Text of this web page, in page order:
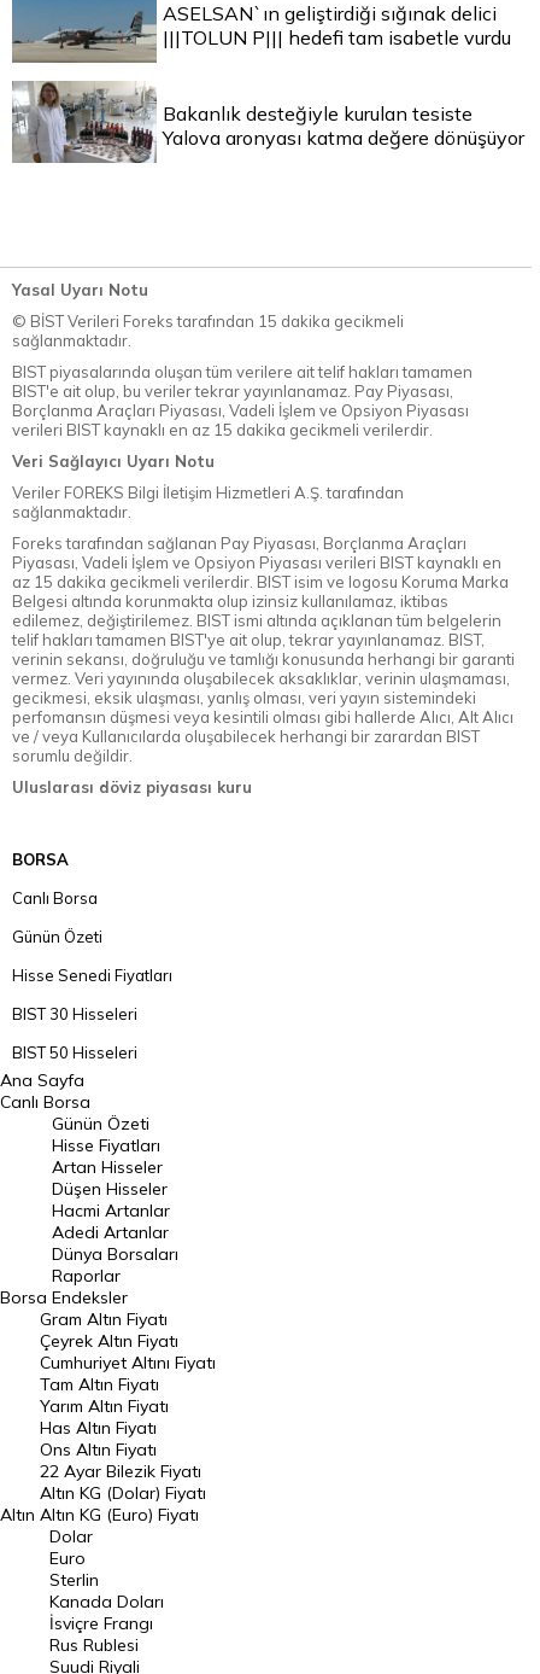
ASELSAN`ın geliştirdiği sığınak delici
|||TOLUN P||| hedefi tam isabetle vurdu
Bakanlık desteğiyle kurulan tesiste
Yalova aronyası katma değere dönüşüyor
Yasal Uyarı Notu
© BİST Verileri Foreks tarafından 15 dakika gecikmeli
sağlanmaktadır.
BIST piyasalarında oluşan tüm verilere ait telif hakları tamamen
BIST'e ait olup, bu veriler tekrar yayınlanamaz. Pay Piyasası,
Borçlanma Araçları Piyasası, Vadeli İşlem ve Opsiyon Piyasası
verileri BIST kaynaklı en az 15 dakika gecikmeli verilerdir.
Veri Sağlayıcı Uyarı Notu
Veriler FOREKS Bilgi İletişim Hizmetleri A.Ş. tarafından
sağlanmaktadır.
Foreks tarafından sağlanan Pay Piyasası, Borçlanma Araçları
Piyasası, Vadeli İşlem ve Opsiyon Piyasası verileri BIST kaynaklı en
az 15 dakika gecikmeli verilerdir. BIST isim ve logosu Koruma Marka
Belgesi altında korunmakta olup izinsiz kullanılamaz, iktibas
edilemez, değiştirilemez. BIST ismi altında açıklanan tüm belgelerin
telif hakları tamamen BIST'ye ait olup, tekrar yayınlanamaz. BIST,
verinin sekansı, doğruluğu ve tamlığı konusunda herhangi bir garanti
vermez. Veri yayınında oluşabilecek aksaklıklar, verinin ulaşmaması,
gecikmesi, eksik ulaşması, yanlış olması, veri yayın sistemindeki
perfomansın düşmesi veya kesintili olması gibi hallerde Alıcı, Alt Alıcı
ve / veya Kullanıcılarda oluşabilecek herhangi bir zarardan BIST
sorumlu değildir.
Uluslarası döviz piyasası kuru
BORSA
Canlı Borsa
Günün Özeti
Hisse Senedi Fiyatları
BIST 30 Hisseleri
BIST 50 Hisseleri
BIST 100 Hisseleri
En Çok Artan Hisseler
En Çok Düşen Hisseler
Hacmi Artanlar
Geçmiş Kapanışlar
Dünya Borsaları
Raporlar
Endeksler
DÖVİZ
Döviz Kuru
Dolar Kuru
Euro Kuru
Pound Kuru
Frank Kuru
Riyal Kuru
Ana Sayfa
Canlı Borsa
Borsa
Günün Özeti
Hisse Fiyatları
Artan Hisseler
Düşen Hisseler
Hacmi Artanlar
Adedi Artanlar
Dünya Borsaları
Raporlar
Endeksler
Altın
Gram Altın Fiyatı
Çeyrek Altın Fiyatı
Cumhuriyet Altını Fiyatı
Tam Altın Fiyatı
Yarım Altın Fiyatı
Has Altın Fiyatı
Ons Altın Fiyatı
22 Ayar Bilezik Fiyatı
Altın KG (Dolar) Fiyatı
Altın KG (Euro) Fiyatı
Dolar
Euro
Sterlin
Kanada Doları
İsviçre Frangı
Rus Rublesi
Suudi Riyali